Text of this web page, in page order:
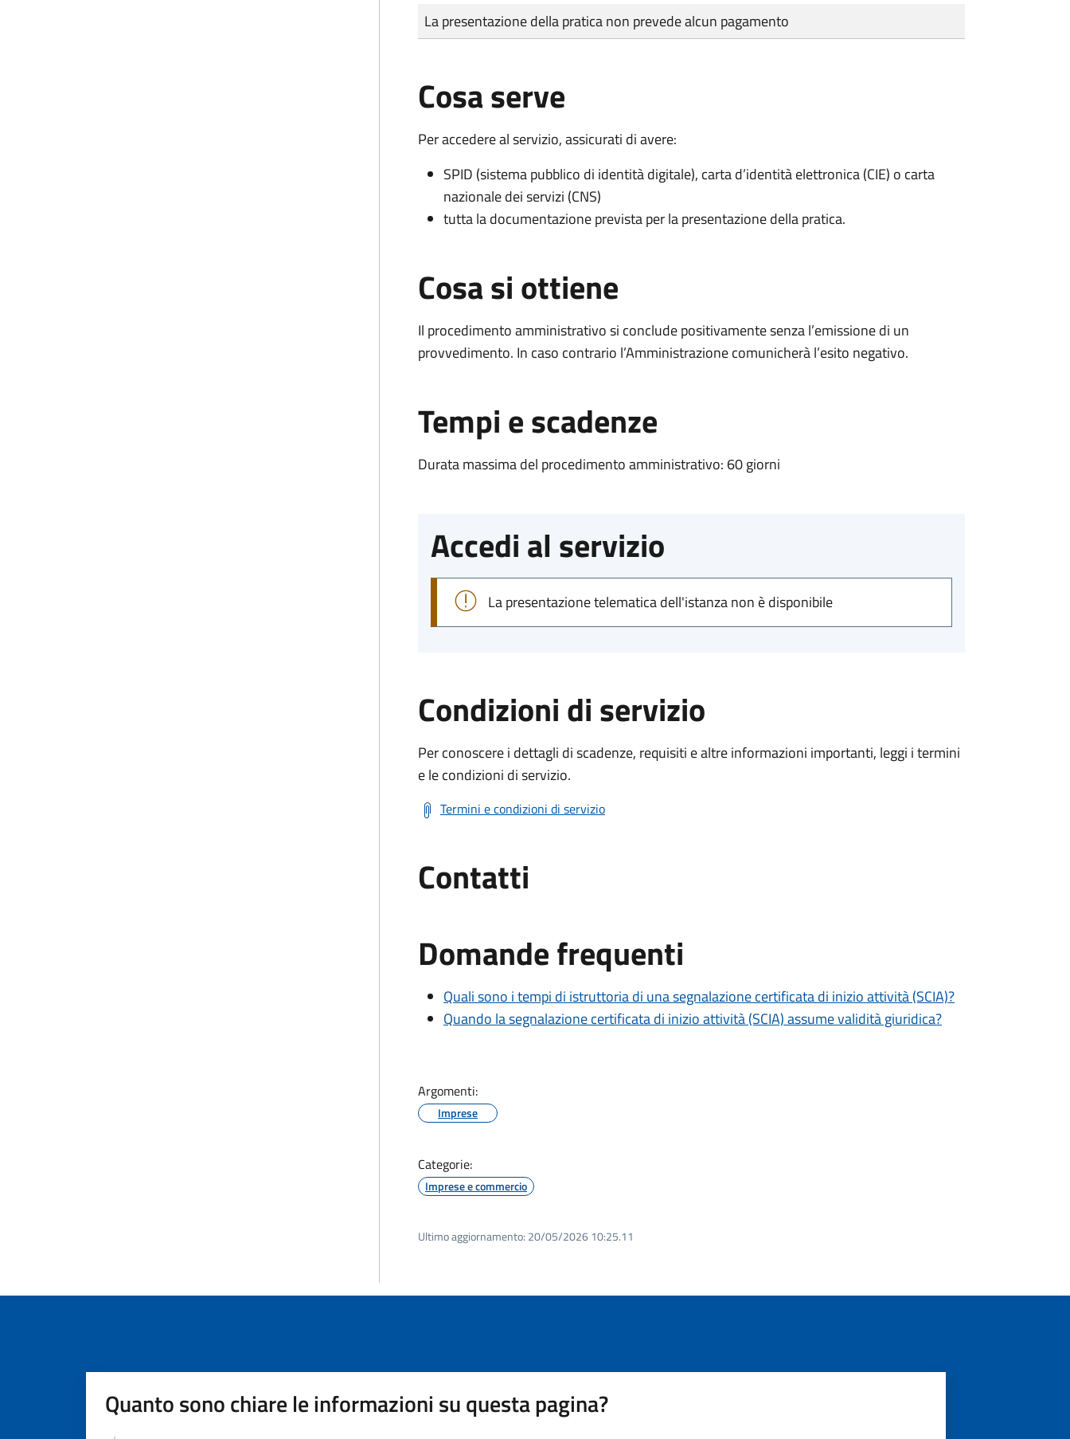
Tipo di pagamento
Importo
La presentazione della pratica non prevede alcun pagamento
Cosa serve
Per accedere al servizio, assicurati di avere:
SPID (sistema pubblico di identità digitale), carta d’identità elettronica (CIE) o carta
nazionale dei servizi (CNS)
tutta la documentazione prevista per la presentazione della pratica.
Cosa si ottiene
Il procedimento amministrativo si conclude positivamente senza l’emissione di un
provvedimento. In caso contrario l’Amministrazione comunicherà l’esito negativo.
Tempi e scadenze
Durata massima del procedimento amministrativo: 60 giorni
Accedi al servizio
La presentazione telematica dell'istanza non è disponibile
Condizioni di servizio
Per conoscere i dettagli di scadenze, requisiti e altre informazioni importanti, leggi i termini
e le condizioni di servizio.
Termini e condizioni di servizio
Contatti
Domande frequenti
Quali sono i tempi di istruttoria di una segnalazione certificata di inizio attività (SCIA)?
Quando la segnalazione certificata di inizio attività (SCIA) assume validità giuridica?
Argomenti:
Imprese
Categorie:
Imprese e commercio
Ultimo aggiornamento: 20/05/2026 10:25.11
Quanto sono chiare le informazioni su questa pagina?